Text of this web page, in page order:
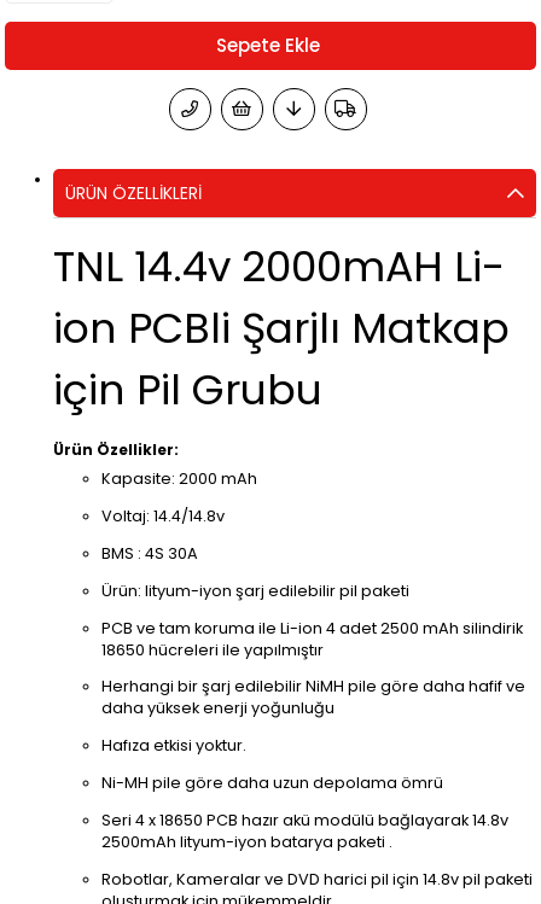
ÜRÜN ÖZELLIKLERI
TNL 14.4v 2000mAH Li-
ion PCBli Şarjlı Matkap
için Pil Grubu
Ürün Özellikler:
Kapasite: 2000 mAh
Voltaj: 14.4/14.8v
BMS : 4S 30A
Ürün: lityum-iyon şarj edilebilir pil paketi
PCB ve tam koruma ile Li-ion 4 adet 2500 mAh silindirik
18650 hücreleri ile yapılmıştır
Herhangi bir şarj edilebilir NiMH pile göre daha hafif ve
daha yüksek enerji yoğunluğu
Hafıza etkisi yoktur.
Ni-MH pile göre daha uzun depolama ömrü
Seri 4 x 18650 PCB hazır akü modülü bağlayarak 14.8v
2500mAh lityum-iyon batarya paketi .
Robotlar, Kameralar ve DVD harici pil için 14.8v pil paketi